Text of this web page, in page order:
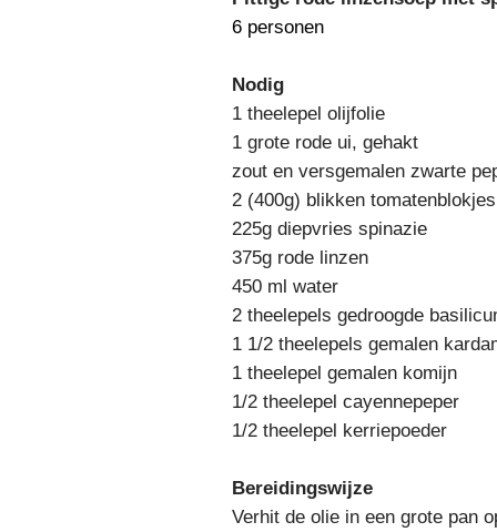
6 personen
Nodig
1 theelepel olijfolie
1 grote rode ui, gehakt
zout en versgemalen zwarte
2 (400g) blikken tomatenblokjes
225g diepvries spinazie
375g rode linzen
450 ml water
2 theelepels gedroogde
1 1/2 theelepels gemalen
1 theelepel gemalen komijn
1/2 theelepel cayennepeper
1/2 theelepel kerriepoeder
Bereidingswijze
Verhit de olie in een grote pan